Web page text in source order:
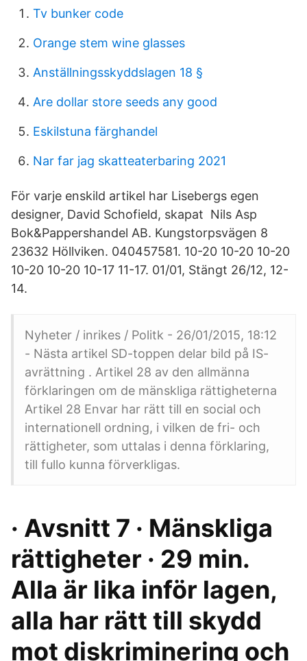
Tv bunker code
Orange stem wine glasses
Anställningsskyddslagen 18 §
Are dollar store seeds any good
Eskilstuna färghandel
Nar far jag skatteaterbaring 2021
För varje enskild artikel har Lisebergs egen
designer, David Schofield, skapat Nils Asp
Bok&Pappershandel AB. Kungstorpsvägen 8
23632 Höllviken. 040457581. 10-20 10-20 10-20
10-20 10-20 10-17 11-17. 01/01, Stängt 26/12, 12-
14.
Nyheter / inrikes / Politk - 26/01/2015, 18:12
- Nästa artikel SD-toppen delar bild på IS-
avrättning . Artikel 28 av den allmänna
förklaringen om de mänskliga rättigheterna
Artikel 28 Envar har rätt till en social och
internationell ordning, i vilken de fri- och
rättigheter, som uttalas i denna förklaring,
till fullo kunna förverkligas.
· Avsnitt 7 · Mänskliga
rättigheter · 29 min.
Alla är lika inför lagen,
alla har rätt till skydd
mot diskriminering och